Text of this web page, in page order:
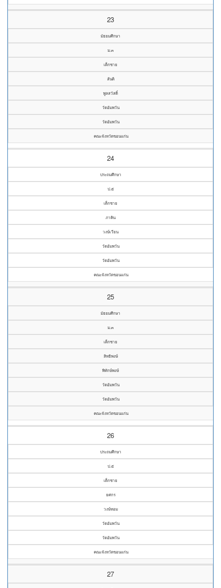
23
มัธยมศึกษา
ม.๓
เด็กชาย
สันติ
พูลสวัสดิ์
วัดอัมพวัน
วัดอัมพวัน
คณะจังหวัดขอนแก่น
24
ประถมศึกษา
ป.๕
เด็กชาย
ภาคิน
วงษ์เวียน
วัดอัมพวัน
วัดอัมพวัน
คณะจังหวัดขอนแก่น
25
มัธยมศึกษา
ม.๓
เด็กชาย
สิทธิพงษ์
พิทักษ์พงษ์
วัดอัมพวัน
วัดอัมพวัน
คณะจังหวัดขอนแก่น
26
ประถมศึกษา
ป.๕
เด็กชาย
ยศกร
วงษ์หอม
วัดอัมพวัน
วัดอัมพวัน
คณะจังหวัดขอนแก่น
27